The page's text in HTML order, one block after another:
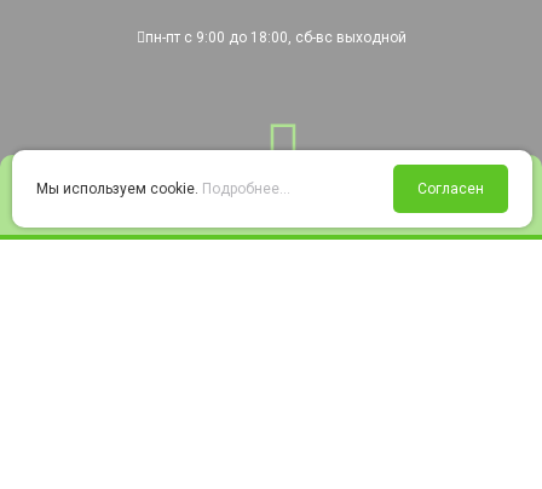
Войти Избранное Корзина
пн-пт с 9:00 до 18:00, сб-вс выходной
Мы используем cookie. Подробнее... Согласен